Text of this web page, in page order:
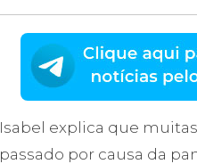
Isabel explica que
passado por causa da